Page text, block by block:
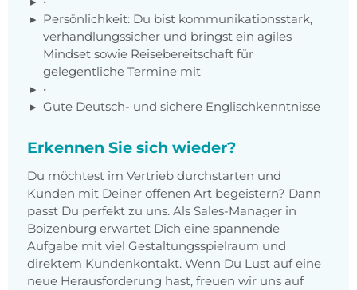
Persönlichkeit: Du bist kommunikationsstark,
verhandlungssicher und bringst ein agiles
Mindset sowie Reisebereitschaft für
gelegentliche Termine mit
•
Gute Deutsch- und sichere Englischkenntnisse
Erkennen Sie sich wieder?
Du möchtest im Vertrieb durchstarten und
Kunden mit Deiner offenen Art begeistern? Dann
passt Du perfekt zu uns. Als Sales-Manager in
Boizenburg erwartet Dich eine spannende
Aufgabe mit viel Gestaltungsspielraum und
direktem Kundenkontakt. Wenn Du Lust auf eine
neue Herausforderung hast, freuen wir uns auf